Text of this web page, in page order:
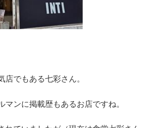
店でもある七彩さん。
マンに掲載歴もあるお店ですね。